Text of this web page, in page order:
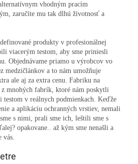
vhodným pracím
zaručíte mu tak dlhú životnosť a
produkty v profesionálnej
viacerým testom, aby sme priniesli
Objednávame priamo u výrobcov vo
medzičlánkov a to nám umožňuje
ale aj za extra cenu. Fabriku na
mnohých fabrík, ktoré nám poskytli
v reálnych podmienkach. Keďže
a aplikáciu ochranných vrstiev, nemali
s nimi, prali sme ich, leštili sme s
opakovane.. až kým sme nenašli a